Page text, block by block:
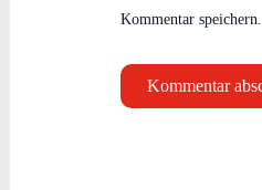
Kommentar speichern.